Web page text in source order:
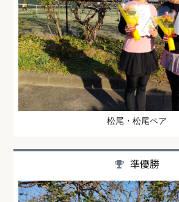
松尾・松尾ペア
準優勝